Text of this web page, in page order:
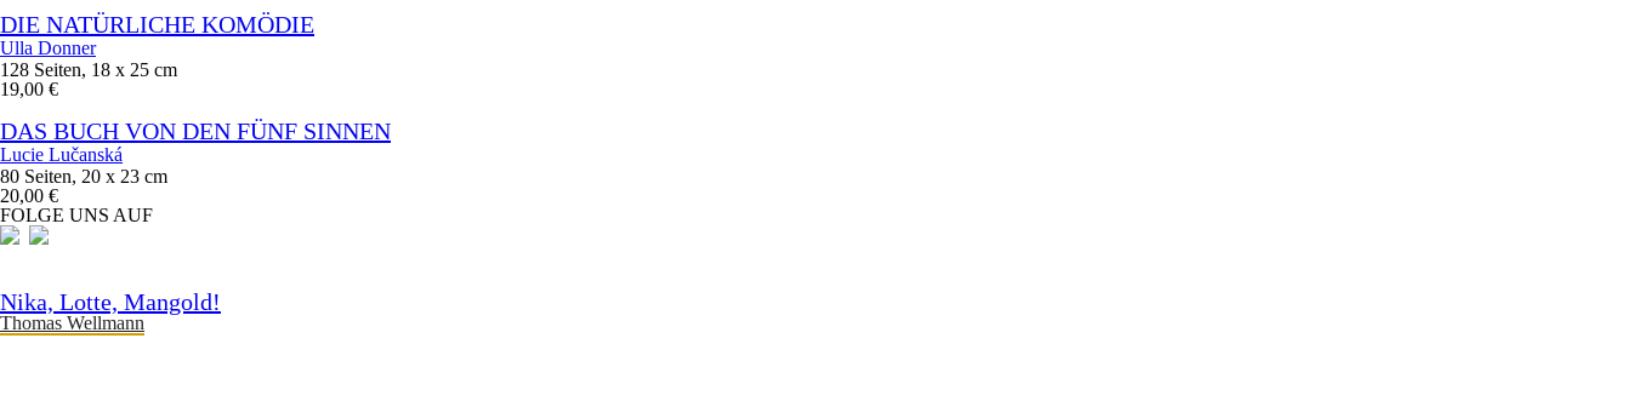
DIE NATÜRLICHE KOMÖDIE
Ulla Donner
128 Seiten, 18 x 25 cm
19,00 €
DAS BUCH VON DEN FÜNF SINNEN
Lucie Lučanská
80 Seiten, 20 x 23 cm
20,00 €
FOLGE UNS AUF
Nika, Lotte, Mangold!
Thomas Wellmann